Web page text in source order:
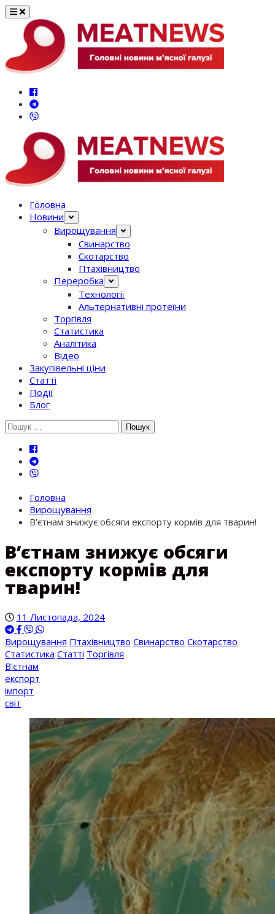
Перейти
вмісту
Головна
Новини
Вирощування
Свинарство
Скотарство
Птахівництво
Переробка
Технології
Альтернативні протеїни
Торгівля
Статистика
Аналітика
Відео
Закупівельні ціни
Статті
Події
Блог
Шукати:
Головна
Вирощування
В’єтнам знижує обсяги експорту кормів для тварин!
В’єтнам знижує обсяги
експорту кормів для
тварин!
11 Листопада, 2024
Вирощування Птахівництво Свинарство Скотарство
Статистика Статті Торгівля
В'єтнам
експорт
імпорт
світ